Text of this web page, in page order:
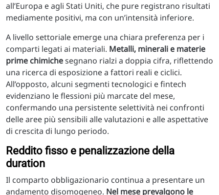
all’Europa e agli Stati Uniti, che pure registrano risultati
mediamente positivi, ma con un’intensità inferiore.
A livello settoriale emerge una chiara preferenza per i
comparti legati ai materiali. Metalli, minerali e materie
prime chimichesegnano rialzi a doppia cifra, riflettendo
una ricerca di esposizione a fattori reali e ciclici.
All’opposto, alcuni segmenti tecnologici e fintech
evidenziano le flessioni più marcate del mese,
confermando una persistente selettività nei confronti
delle aree più sensibili alle valutazioni e alle aspettative
di crescita di lungo periodo.
Reddito fisso e penalizzazione della
duration
Il comparto obbligazionario continua a presentare un
andamento disomogeneo. Nel mese prevalgono le